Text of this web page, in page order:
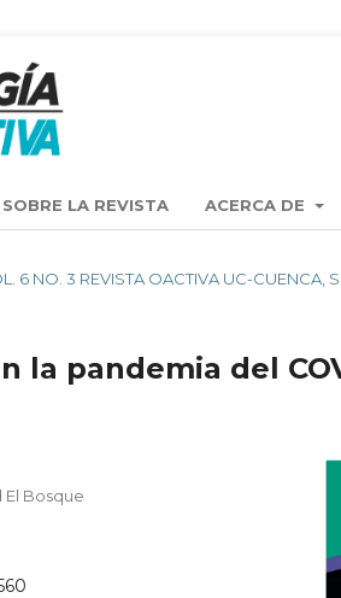
SOBRE LA REVISTA ACERCA DE
6 NO. 3 REVISTA OACTIVA UC-CUENCA,
la pandemia del
El Bosque